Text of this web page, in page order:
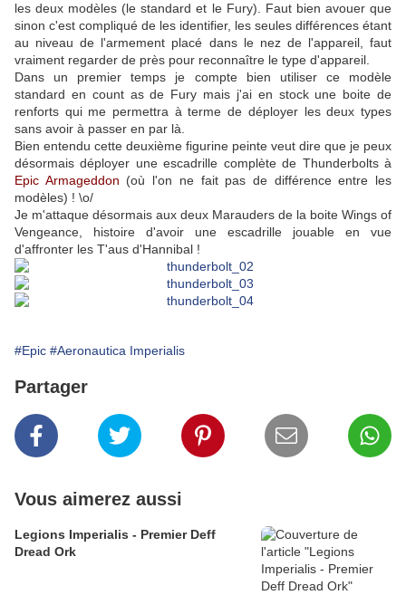
les deux modèles (le standard et le Fury). Faut bien avouer que
sinon c'est compliqué de les identifier, les seules différences étant
au niveau de l'armement placé dans le nez de l'appareil, faut
vraiment regarder de près pour reconnaître le type d'appareil.
Dans un premier temps je compte bien utiliser ce modèle
standard en count as de Fury mais j'ai en stock une boite de
renforts qui me permettra à terme de déployer les deux types
sans avoir à passer en par là.
Bien entendu cette deuxième figurine peinte veut dire que je peux
désormais déployer une escadrille complète de Thunderbolts à
Epic Armageddon (où l'on ne fait pas de différence entre les
modèles) ! \o/
Je m'attaque désormais aux deux Marauders de la boite Wings of
Vengeance, histoire d'avoir une escadrille jouable en vue
d'affronter les T'aus d'Hannibal !
#Epic #Aeronautica Imperialis
Partager
Vous aimerez aussi
Legions Imperialis - Premier Deff
Dread Ork